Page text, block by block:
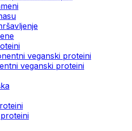
veganski proteini
veganski proteini